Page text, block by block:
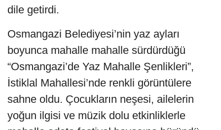
dile getirdi.
Osmangazi Belediyesi’nin yaz ayları
boyunca mahalle mahalle sürdürdüğü
“Osmangazi’de Yaz Mahalle Şenlikleri”,
İstiklal Mahallesi’nde renkli görüntülere
sahne oldu. Çocukların neşesi, ailelerin
yoğun ilgisi ve müzik dolu etkinliklerle